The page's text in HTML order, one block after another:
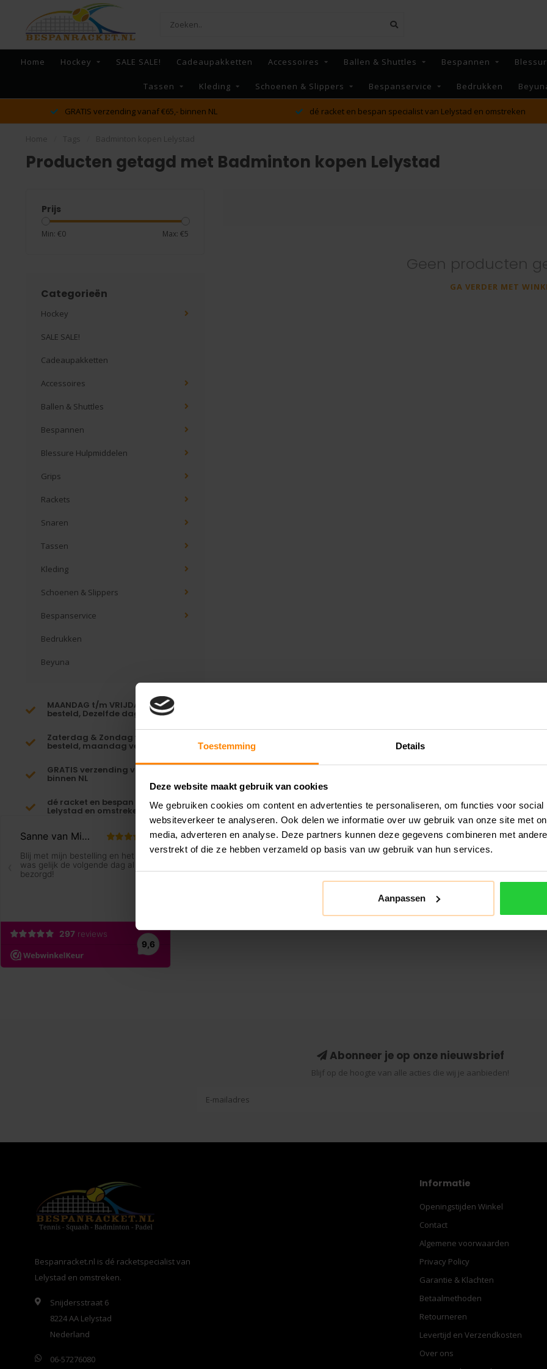
Toestemming Details
Deze website maakt gebruik van cookies
We gebruiken cookies om content en advertenties te personaliseren, om functies voor
websiteverkeer te analyseren. Ook delen we informatie over uw gebruik van onze site met
media, adverteren en analyse. Deze partners kunnen deze gegevens combineren met
verstrekt of die ze hebben verzameld op basis van uw gebruik van hun services.
Aanpassen
Home Hockey SALE SALE! Cadeaupakketten Accessoires Ballen & Shuttles Bespannen
Tassen Kleding Schoenen & Slippers Bespanservice Bedrukken
GRATIS verzending vanaf €65,- binnen NL dé racket en bespan specialist van Lelystad en omstreken
Producten getagd met Badminton kopen Lelystad
Prijs
Min: €0 Max: €5
Categorieën
Hockey
SALE SALE!
Cadeaupakketten
Accessoires
Ballen & Shuttles
Bespannen
Blessure Hulpmiddelen
Grips
Rackets
Snaren
Tassen
Kleding
Schoenen & Slippers
Bespanservice
Bedrukken
Beyuna
MAANDAG t/m VRIJDAG voor 16:00
besteld, Dezelfde dag verzonden!*
Zaterdag & Zondag voor 23:59
besteld, maandag verzonden!
GRATIS verzending vanaf €65,-
binnen NL
dé racket en bespan specialist van
Lelystad en omstreken
Geen producten
GA VERDER MET
Abonneer je op onze nieuwsbrief
Blijf op de hoogte van alle acties die wij je aanbieden!
Bespanracket.nl is dé racketspecialist van
Lelystad en omstreken.
Snijdersstraat 6
8224 AA Lelystad
Nederland
06-57276080
Informatie
Openingstijden Winkel
Contact
Algemene voorwaarden
Privacy Policy
Garantie & Klachten
Betaalmethoden
Retourneren
Levertijd en Verzendkosten
Over ons